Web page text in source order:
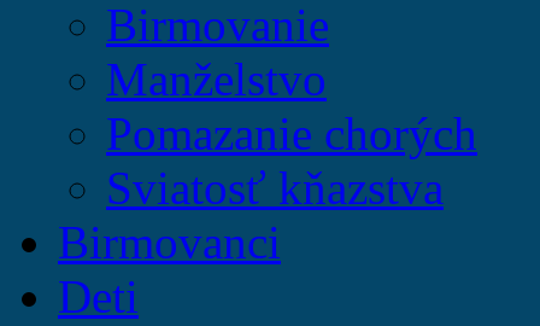
Birmovanie
Manželstvo
Pomazanie chorých
Sviatosť kňazstva
Birmovanci
Deti